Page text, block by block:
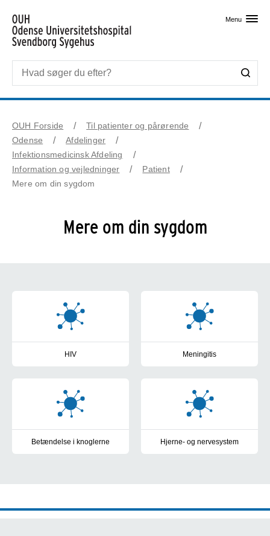
Menu
OUH Forside
Til patienter og pårørende
Odense
Afdelinger
Infektionsmedicinsk Afdeling
Information og vejledninger
Patient
Mere om din sygdom
Mere om din sygdom
HIV Meningitis
Betændelse i knoglerne Hjerne- og nervesystem